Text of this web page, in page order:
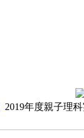
2019年度親子理